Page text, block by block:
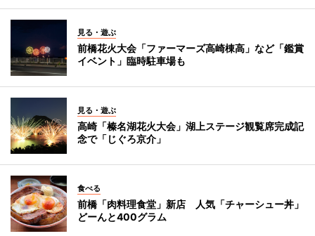
見る・遊ぶ
前橋花火大会「ファーマーズ高崎棟高」など「鑑賞
イベント」臨時駐車場も
見る・遊ぶ
高崎「榛名湖花火大会」湖上ステージ観覧席完成記
念で「じぐろ京介」
食べる
前橋「肉料理食堂」新店 人気「チャーシュー丼」
どーんと400グラム